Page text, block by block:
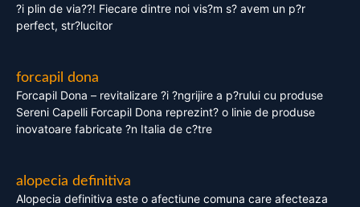
?i plin de via??! Fiecare dintre noi vis?m s? avem un p?r
perfect, str?lucitor
forcapil dona
Forcapil Dona – revitalizare ?i ?ngrijire a p?rului cu produse
Sereni Capelli Forcapil Dona reprezint? o linie de produse
inovatoare fabricate ?n Italia de c?tre
alopecia definitiva
Alopecia definitiva este o afectiune comuna care afecteaza